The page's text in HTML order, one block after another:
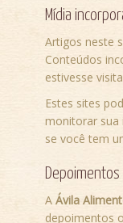
Mídia
Artigos neste
Conteúdos
estivesse
Estes sites
monitorar sua
se você tem
Depoimentos
A Ávila
depoimentos